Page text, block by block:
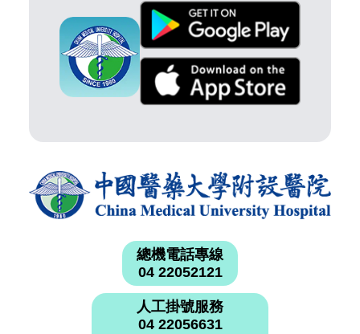
總機電話專線
04 22052121
人工掛號服務
04 22056631